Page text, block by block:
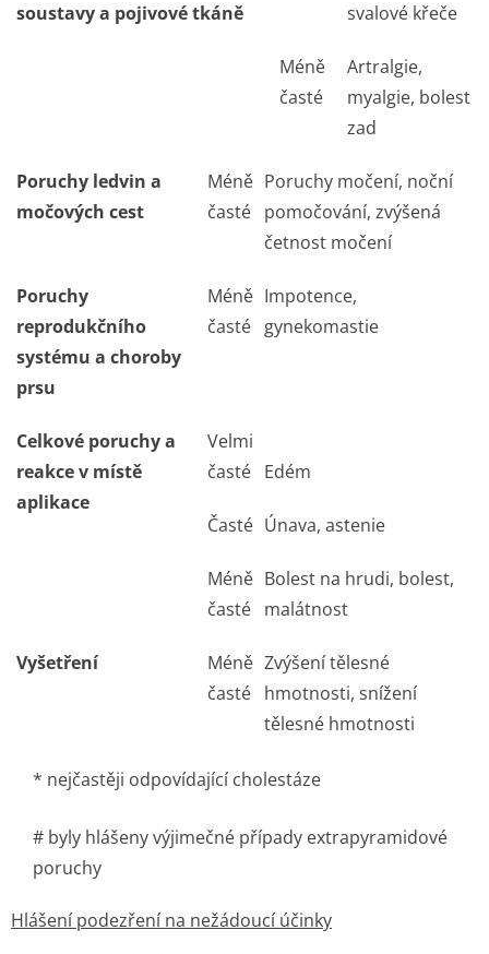
soustavy a pojivové tkáně
svalové křeče
Méně
časté
Artralgie,
myalgie, bolest
zad
Poruchy ledvin a
močových cest
Méně
časté
Poruchy močení, noční
pomočování, zvýšená
četnost močení
Poruchy
reprodukčního
systému a choroby
prsu
Méně
časté
Impotence,
gynekomastie
Celkové poruchy a
reakce v místě
aplikace
Velmi
časté Edém
Časté Únava, astenie
Méně
časté
Bolest na hrudi, bolest,
malátnost
Vyšetření
Méně
časté
Zvýšení tělesné
hmotnosti, snížení
tělesné hmotnosti
* nejčastěji odpovídající cholestáze
# byly hlášeny výjimečné případy extrapyramidové
poruchy
Hlášení podezření na nežádoucí účinky